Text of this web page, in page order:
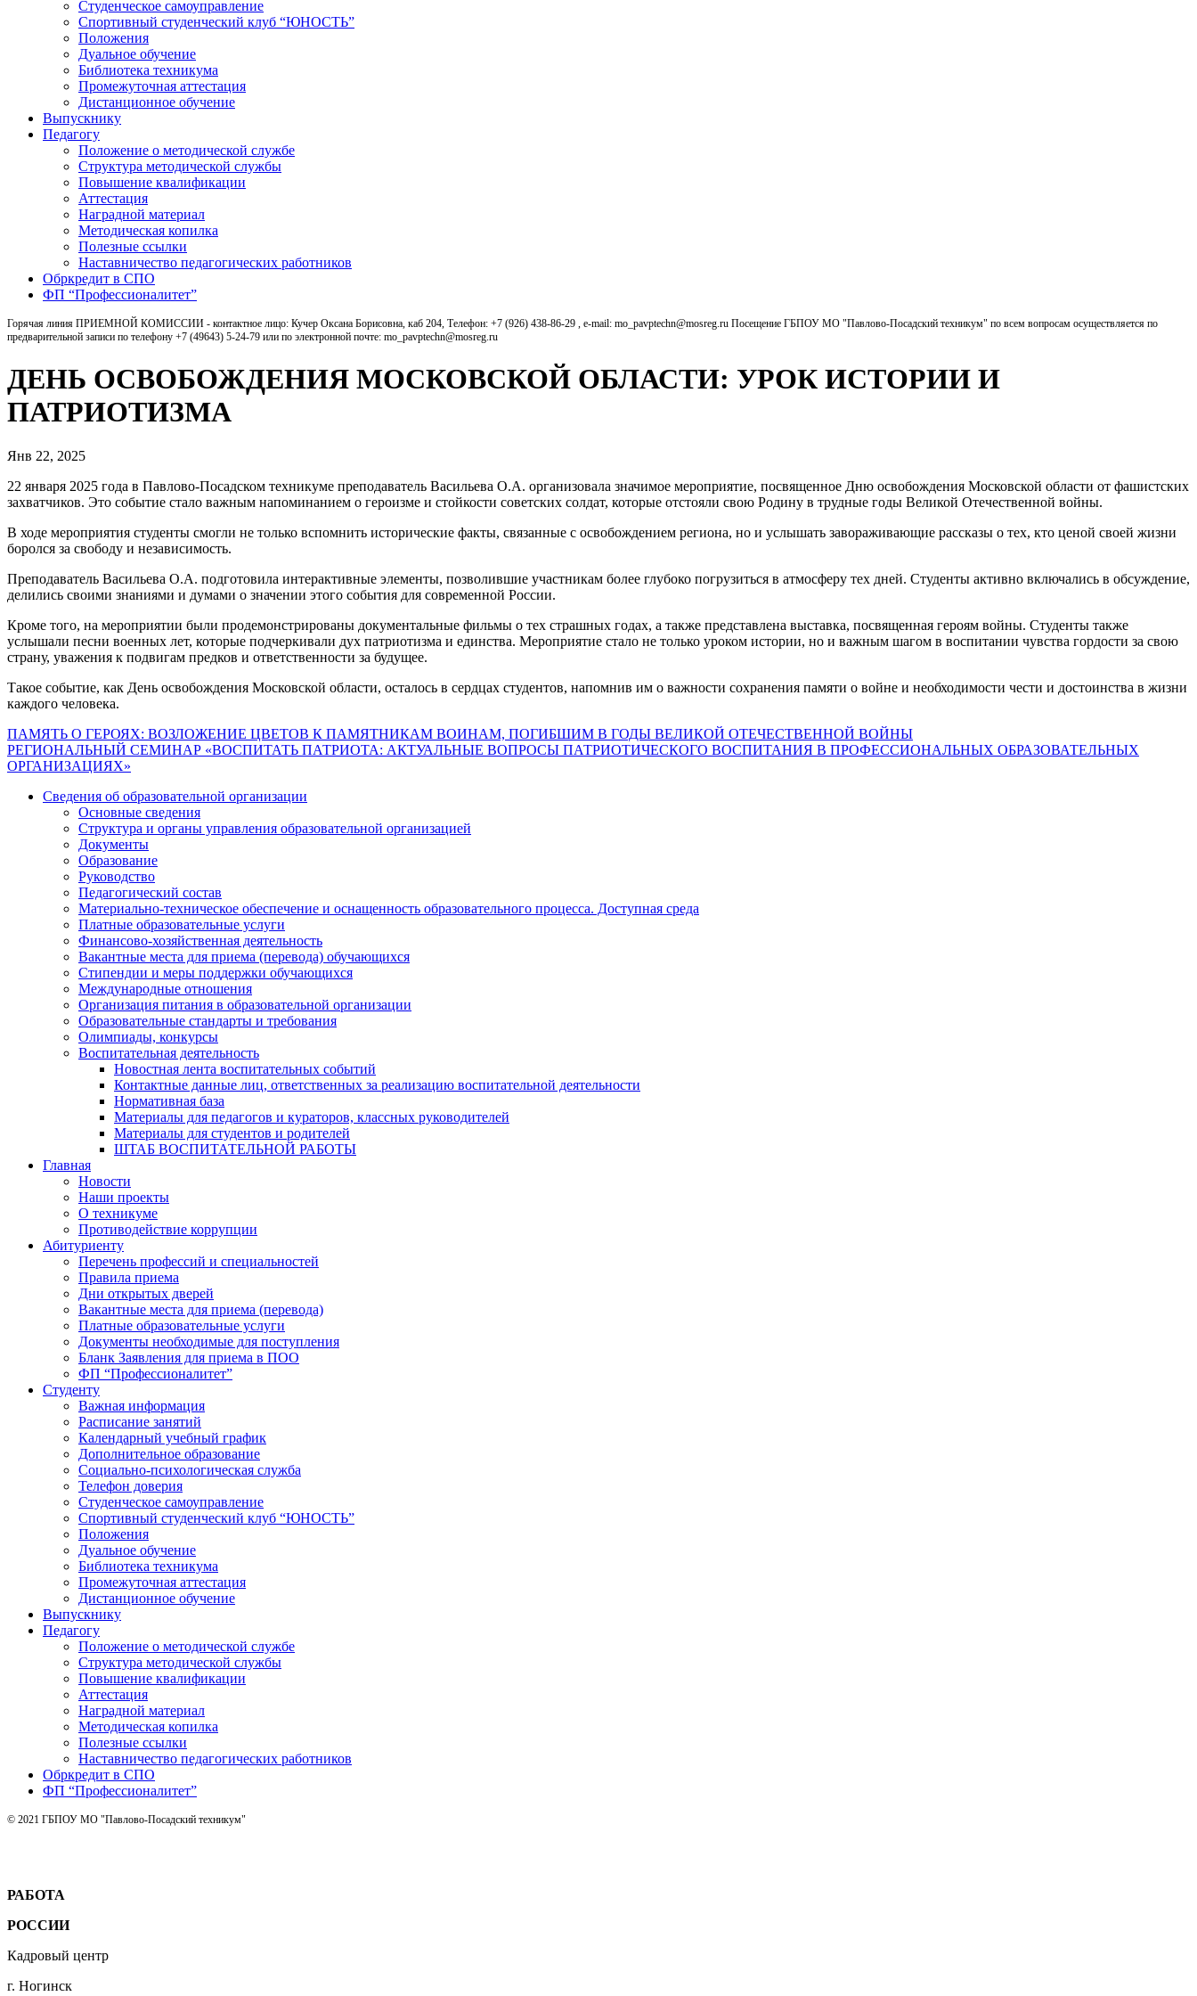
Студенческое самоуправление
Спортивный студенческий клуб “ЮНОСТЬ”
Положения
Дуальное обучение
Библиотека техникума
Промежуточная аттестация
Дистанционное обучение
Выпускнику
Педагогу
Положение о методической службе
Структура методической службы
Повышение квалификации
Аттестация
Наградной материал
Методическая копилка
Полезные ссылки
Наставничество педагогических работников
Обркредит в СПО
ФП “Профессионалитет”
Горячая линия ПРИЕМНОЙ КОМИССИИ - контактное лицо: Кучер Оксана Борисовна, каб 204, Телефон: +7 (926) 438-86-29 , e-mail: mo_pavptechn@mosreg.ru Посещение ГБПОУ МО "Павлово-Посадский техникум" по всем вопросам осуществляется по
предварительной записи по телефону +7 (49643) 5-24-79 или по электронной почте: mo_pavptechn@mosreg.ru
ДЕНЬ ОСВОБОЖДЕНИЯ МОСКОВСКОЙ ОБЛАСТИ: УРОК ИСТОРИИ И
ПАТРИОТИЗМА
Янв 22, 2025
22 января 2025 года в Павлово-Посадском техникуме преподаватель Васильева О.А. организовала значимое мероприятие, посвященное Дню освобождения Московской области от фашистских
захватчиков. Это событие стало важным напоминанием о героизме и стойкости советских солдат, которые отстояли свою Родину в трудные годы Великой Отечественной войны.
В ходе мероприятия студенты смогли не только вспомнить исторические факты, связанные с освобождением региона, но и услышать завораживающие рассказы о тех, кто ценой своей жизни
боролся за свободу и независимость.
Преподаватель Васильева О.А. подготовила интерактивные элементы, позволившие участникам более глубоко погрузиться в атмосферу тех дней. Студенты активно включались в обсуждение,
делились своими знаниями и думами о значении этого события для современной России.
Кроме того, на мероприятии были продемонстрированы документальные фильмы о тех страшных годах, а также представлена выставка, посвященная героям войны. Студенты также
услышали песни военных лет, которые подчеркивали дух патриотизма и единства. Мероприятие стало не только уроком истории, но и важным шагом в воспитании чувства гордости за свою
страну, уважения к подвигам предков и ответственности за будущее.
Такое событие, как День освобождения Московской области, осталось в сердцах студентов, напомнив им о важности сохранения памяти о войне и необходимости чести и достоинства в жизни
каждого человека.
Навигация
по
ПАМЯТЬ О ГЕРОЯХ: ВОЗЛОЖЕНИЕ ЦВЕТОВ К ПАМЯТНИКАМ ВОИНАМ, ПОГИБШИМ В ГОДЫ ВЕЛИКОЙ ОТЕЧЕСТВЕННОЙ ВОЙНЫ
РЕГИОНАЛЬНЫЙ СЕМИНАР «ВОСПИТАТЬ ПАТРИОТА: АКТУАЛЬНЫЕ ВОПРОСЫ ПАТРИОТИЧЕСКОГО ВОСПИТАНИЯ В ПРОФЕССИОНАЛЬНЫХ ОБРАЗОВАТЕЛЬНЫХ
ОРГАНИЗАЦИЯХ»
Сведения об образовательной организации
Основные сведения
Структура и органы управления образовательной организацией
Документы
Образование
Руководство
Педагогический состав
Материально-техническое обеспечение и оснащенность образовательного процесса. Доступная среда
Платные образовательные услуги
Финансово-хозяйственная деятельность
Вакантные места для приема (перевода) обучающихся
Стипендии и меры поддержки обучающихся
Международные отношения
Организация питания в образовательной организации
Образовательные стандарты и требования
Олимпиады, конкурсы
Воспитательная деятельность
Новостная лента воспитательных событий
Контактные данные лиц, ответственных за реализацию воспитательной деятельности
Нормативная база
Материалы для педагогов и кураторов, классных руководителей
Материалы для студентов и родителей
ШТАБ ВОСПИТАТЕЛЬНОЙ РАБОТЫ
Главная
Новости
Наши проекты
О техникуме
Противодействие коррупции
Абитуриенту
Перечень профессий и специальностей
Правила приема
Дни открытых дверей
Вакантные места для приема (перевода)
Платные образовательные услуги
Документы необходимые для поступления
Бланк Заявления для приема в ПОО
ФП “Профессионалитет”
Студенту
Важная информация
Расписание занятий
Календарный учебный график
Дополнительное образование
Социально-психологическая служба
Телефон доверия
Студенческое самоуправление
Спортивный студенческий клуб “ЮНОСТЬ”
Положения
Дуальное обучение
Библиотека техникума
Промежуточная аттестация
Дистанционное обучение
Выпускнику
Педагогу
Положение о методической службе
Структура методической службы
Повышение квалификации
Аттестация
Наградной материал
Методическая копилка
Полезные ссылки
Наставничество педагогических работников
Обркредит в СПО
ФП “Профессионалитет”
© 2021 ГБПОУ МО "Павлово-Посадский техникум"
РАБОТА
РОССИИ
Кадровый центр
г. Ногинск